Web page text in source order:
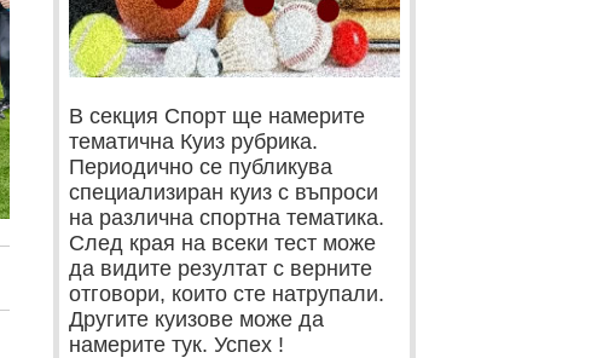
В секция Спорт ще намерите
тематична Куиз рубрика.
Периодично се публикува
специализиран куиз с въпроси
на различна спортна тематика.
След края на всеки тест може
да видите резултат с верните
отговори, които сте натрупали.
Другите куизове може да
намерите тук. Успех !